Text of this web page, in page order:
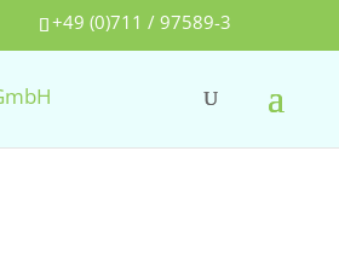
+49 (0)711 / 97589-3